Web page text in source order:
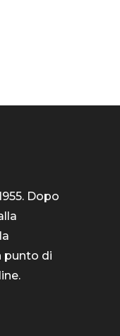
Dopo
punto di
.